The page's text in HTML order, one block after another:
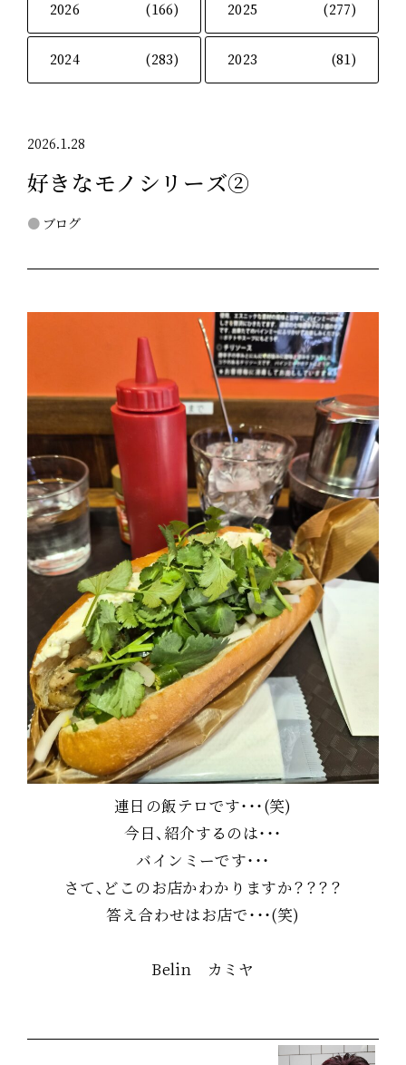
2026 (166) 2025 (277)
2024 (283) 2023 (81)
2026.1.28
好きなモノシリーズ②
ブログ
連日の飯テロです・・・(笑)
今日、紹介するのは・・・
バインミーです・・・
さて、どこのお店かわかりますか？？？？
答え合わせはお店で・・・(笑)
Belin カミヤ